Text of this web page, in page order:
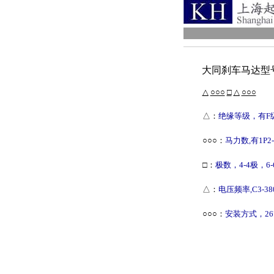
大同刹车马达型
△ ○○○ □ △ ○○○
△： 绝缘等级，有F
○○○： 马力数,有
□： 极数，4-4极，
△： 电压频率,C3-
○○○： 安装方式，